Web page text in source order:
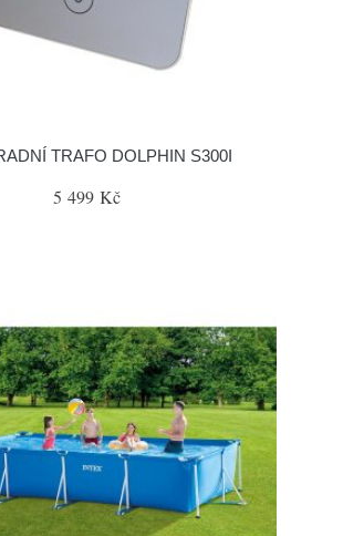
TRAFO DOLPHIN S300I
5 499 Kč